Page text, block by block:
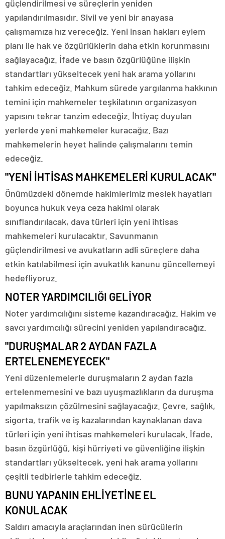
güçlendirilmesi ve süreçlerin yeniden
yapılandırılmasıdır. Sivil ve yeni bir anayasa
çalışmamıza hız vereceğiz. Yeni insan hakları eylem
planı ile hak ve özgürlüklerin daha etkin korunmasını
sağlayacağız. İfade ve basın özgürlüğüne ilişkin
standartları yükseltecek yeni hak arama yollarını
tahkim edeceğiz. Mahkum sürede yargılanma hakkının
temini için mahkemeler teşkilatının organizasyon
yapısını tekrar tanzim edeceğiz. İhtiyaç duyulan
yerlerde yeni mahkemeler kuracağız. Bazı
mahkemelerin heyet halinde çalışmalarını temin
edeceğiz.
"YENİ İHTİSAS MAHKEMELERİ KURULACAK"
Önümüzdeki dönemde hakimlerimiz meslek hayatları
boyunca hukuk veya ceza hakimi olarak
sınıflandırılacak, dava türleri için yeni ihtisas
mahkemeleri kurulacaktır. Savunmanın
güçlendirilmesi ve avukatların adli süreçlere daha
etkin katılabilmesi için avukatlık kanunu güncellemeyi
hedefliyoruz.
NOTER YARDIMCILIĞI GELİYOR
Noter yardımcılığını sisteme kazandıracağız. Hakim ve
savcı yardımcılığı sürecini yeniden yapılandıracağız.
"DURUŞMALAR 2 AYDAN FAZLA
ERTELENEMEYECEK"
Yeni düzenlemelerle duruşmaların 2 aydan fazla
ertelenmemesini ve bazı uyuşmazlıkların da duruşma
yapılmaksızın çözülmesini sağlayacağız. Çevre, sağlık,
sigorta, trafik ve iş kazalarından kaynaklanan dava
türleri için yeni ihtisas mahkemeleri kurulacak. İfade,
basın özgürlüğü, kişi hürriyeti ve güvenliğine ilişkin
standartları yükseltecek, yeni hak arama yollarını
çeşitli tedbirlerle tahkim edeceğiz.
BUNU YAPANIN EHLİYETİNE EL
KONULACAK
Saldırı amacıyla araçlarından inen sürücülerin